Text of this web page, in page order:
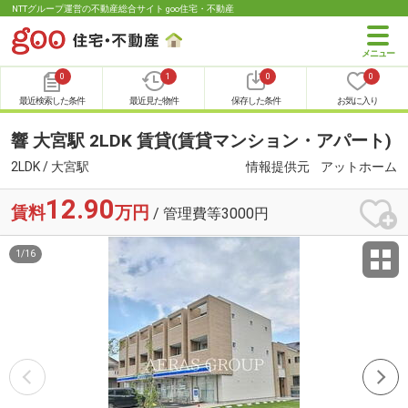
NTTグループ運営の不動産総合サイト goo住宅・不動産
0
最近検索した条件
1
最近見た物件
0
保存した条件
0
お気に入り
響 大宮駅 2LDK 賃貸(賃貸マンション・アパート)
2LDK / 大宮駅 情報提供元 アットホーム
賃料12.90万円 / 管理費等3000円
1 /16